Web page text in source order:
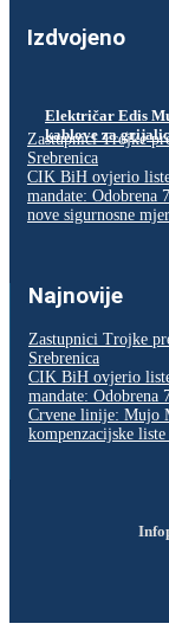
Izdvojeno
Električar Edis
kablove za
Zastupnici Trojke
Srebrenica
CIK BiH ovjerio
mandate: Odobrena
nove sigurnosne
Najnovije
Zastupnici Trojke
Srebrenica
CIK BiH ovjerio
mandate: Odobrena
Crvene linije: Mujo
kompenzacijske